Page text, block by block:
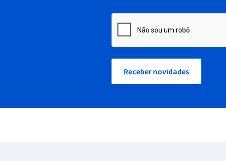
Receber novidades